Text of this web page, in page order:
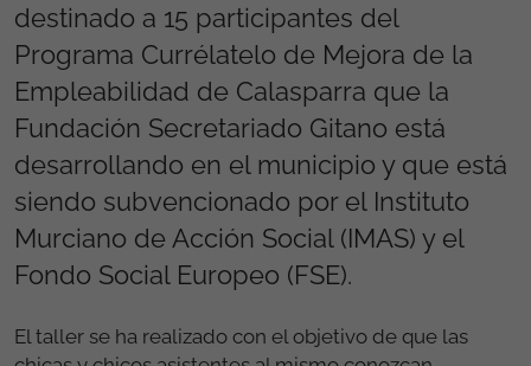
destinado a 15 participantes del
Programa Currélatelo de Mejora de la
Empleabilidad de Calasparra que la
Fundación Secretariado Gitano está
desarrollando en el municipio y que está
siendo subvencionado por el Instituto
Murciano de Acción Social (IMAS) y el
Fondo Social Europeo (FSE).
El taller se ha realizado con el objetivo de que las